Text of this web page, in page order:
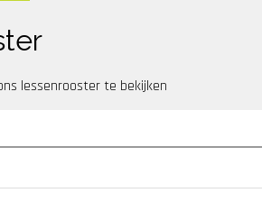
lessenrooster te bekijken